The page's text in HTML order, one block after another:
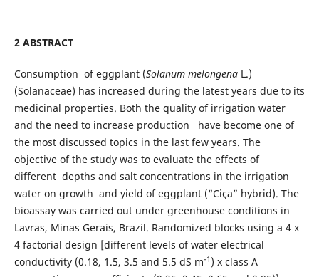
2 ABSTRACT
Consumption of eggplant (Solanum melongenaL.)
(Solanaceae) has increased during the latest years due to its
medicinal properties. Both the quality of irrigation water
and the need to increase production have become one of
the most discussed topics in the last few years. The
objective of the study was to evaluate the effects of
different depths and salt concentrations in the irrigation
water on growth and yield of eggplant (“Ciça” hybrid). The
bioassay was carried out under greenhouse conditions in
Lavras, Minas Gerais, Brazil. Randomized blocks using a 4 x
4 factorial design [different levels of water electrical
conductivity (0.18, 1.5, 3.5 and 5.5 dS m-1 ) x class A